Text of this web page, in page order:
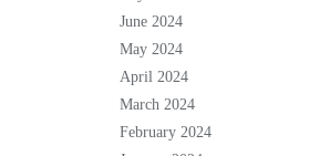
June 2024
May 2024
April 2024
March 2024
February 2024